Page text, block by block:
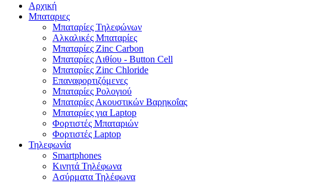
Αρχική
Μπαταριες
Μπαταρίες Τηλεφώνων
Αλκαλικές Μπαταρίες
Μπαταρίες Zinc Carbon
Μπαταρίες Λιθίου - Button Cell
Μπαταρίες Zinc Chloride
Επαναφορτιζόμενες
Μπαταρίες Ρολογιού
Μπαταρίες Ακουστικών Βαρηκοΐας
Μπαταρίες για Laptop
Φορτιστές Μπαταριών
Φορτιστές Laptop
Τηλεφωνία
Smartphones
Κινητά Τηλέφωνα
Ασύρματα Τηλέφωνα